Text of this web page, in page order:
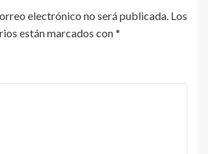
electrónico no será publicada. Los
están marcados con*